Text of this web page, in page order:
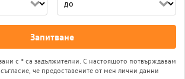
Запитване
с * са задължителни. С настоящото потвърждавам
че предоставените от мен лични данни